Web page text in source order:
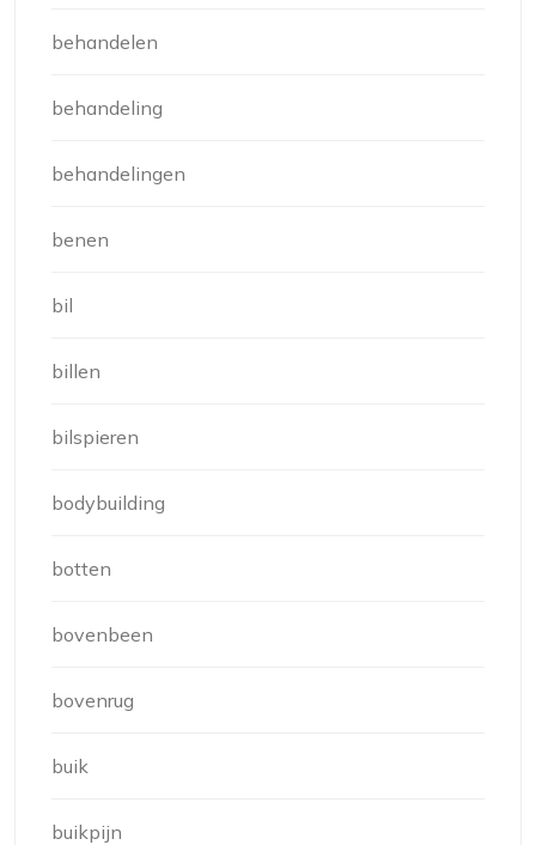
behandelen
behandeling
behandelingen
benen
bil
billen
bilspieren
bodybuilding
botten
bovenbeen
bovenrug
buik
buikpijn